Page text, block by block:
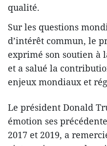
qualité.
Sur les questions
d’intérêt commun, le
exprimé son soutien à
et a salué la
enjeux mondiaux et
Le président Donald
émotion ses
2017 et 2019, a